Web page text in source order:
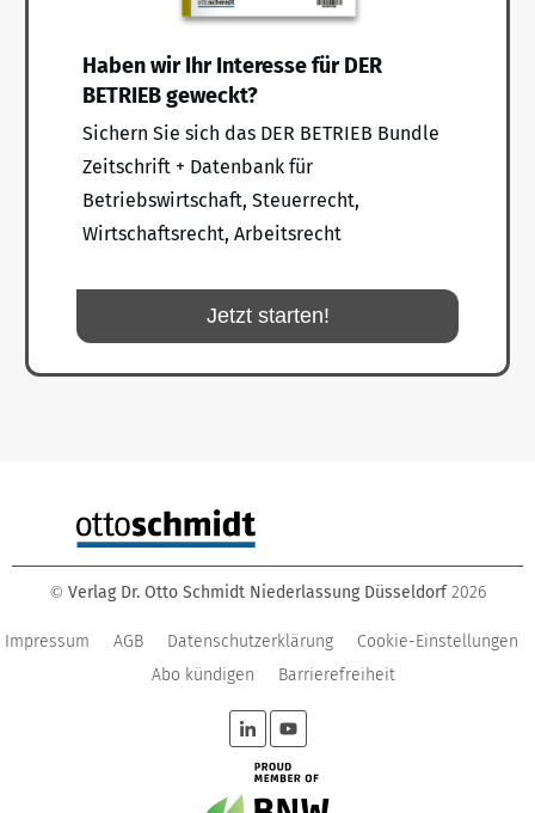
Haben wir Ihr Interesse für DER
BETRIEB geweckt?
Sichern Sie sich das DER BETRIEB Bundle
Zeitschrift + Datenbank für
Betriebswirtschaft, Steuerrecht,
Wirtschaftsrecht, Arbeitsrecht
Jetzt starten!
© Verlag Dr. Otto Schmidt Niederlassung Düsseldorf 2026
Impressum AGB Datenschutzerklärung
Cookie-Einstellungen
Abo kündigen
Barrierefreiheit